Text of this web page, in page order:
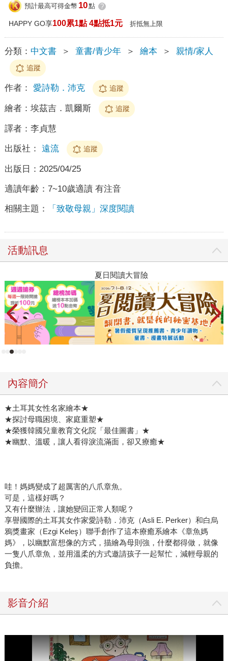
預計最高可得金幣 10點 ?
HAPPY GO享100累1點 4點抵1元 折抵無上限
分類： 中文書 ＞ 童書/青少年 ＞ 繪本 ＞ 親情/家人
追蹤
作者： 愛詩勒．沛克 追蹤
繪者： 埃茲吉．凱爾斯 追蹤
譯者： 李貞慧
出版社： 遠流 追蹤
出版日： 2025/04/25
適讀年齡： 7~10歲適讀 有注音
相關主題： 「致敬母親」深度閱讀
活動訊息
內容簡介
★土耳其女性名家繪本★
★探討母職困境、家庭重塑★
★榮獲韓國兒童教育文化院「最佳圖書」★
★幽默、溫暖，讓人看得淚流滿面，卻又療癒★
哇！媽媽變成了超厲害的八爪章魚。
可是，這樣好嗎？
又有什麼辦法，讓她變回正常人類呢？
享譽國際的土耳其女作家愛詩勒．沛克（Asli E. Perker）和白烏
鴉獎畫家（Ezgi Keleş）聯手創作了這本療癒系繪本《章魚媽
媽》，以幽默富想像的方式，描繪為母則強，什麼都得做，就像
一隻八爪章魚，並用溫柔的方式邀請孩子一起幫忙，減輕母親的
負擔。
影音介紹